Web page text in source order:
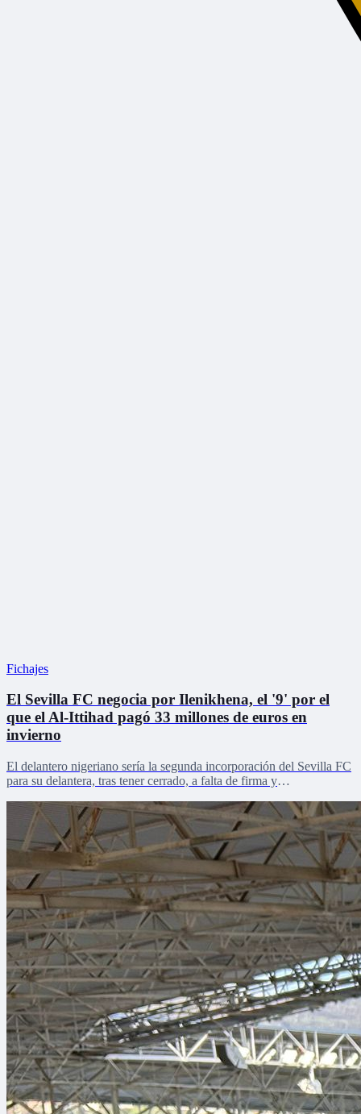
Fichajes
El Sevilla FC negocia por Ilenikhena, el '9' por el
que el Al-Ittihad pagó 33 millones de euros en
invierno
El delantero nigeriano sería la segunda incorporación del Sevilla FC
para su delantera, tras tener cerrado, a falta de firma y